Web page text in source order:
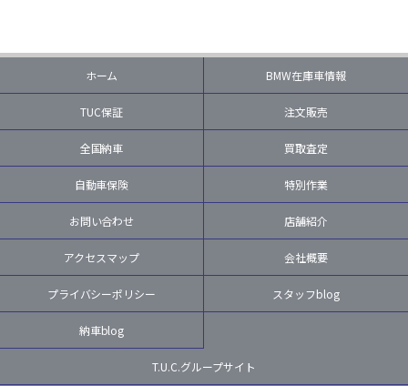
ホーム BMW在庫車情報
TUC保証 注文販売
全国納車 買取査定
自動車保険 特別作業
お問い合わせ 店舗紹介
アクセスマップ 会社概要
プライバシーポリシー スタッフblog
納車blog
T.U.C.グループサイト